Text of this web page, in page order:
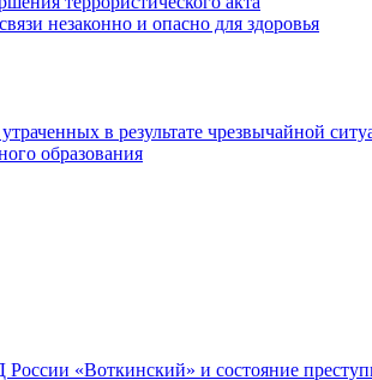
незаконно и опасно для здоровья
в результате чрезвычайной
образования
«Воткинский» и состояние